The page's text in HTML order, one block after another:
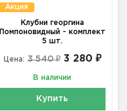
Акция
Клубни георгина
Помпоновидный - комплект
5 шт.
Цена: 3 540 ₽ 3 280 ₽
В наличии
Купить